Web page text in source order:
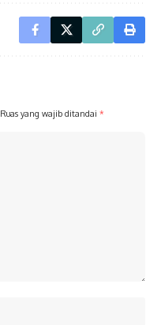
Ruas yang wajib ditandai *